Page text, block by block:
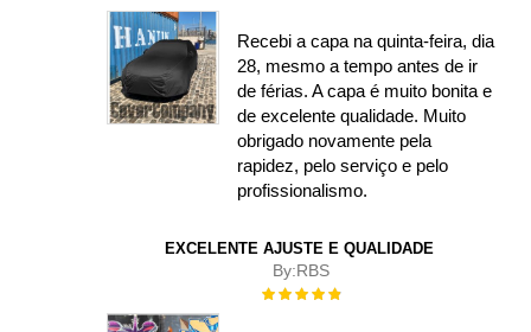
Recebi a capa na quinta-feira, dia
28, mesmo a tempo antes de ir
de férias. A capa é muito bonita e
de excelente qualidade. Muito
obrigado novamente pela
rapidez, pelo serviço e pelo
profissionalismo.
EXCELENTE AJUSTE E QUALIDADE
By:RBS
Rating: